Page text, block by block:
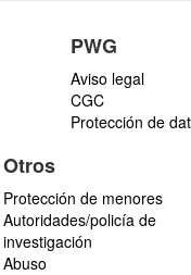
PWG
Aviso legal
CGC
Protección de
Otros
Protección de menores
Autoridades/policía de
investigación
Abuso